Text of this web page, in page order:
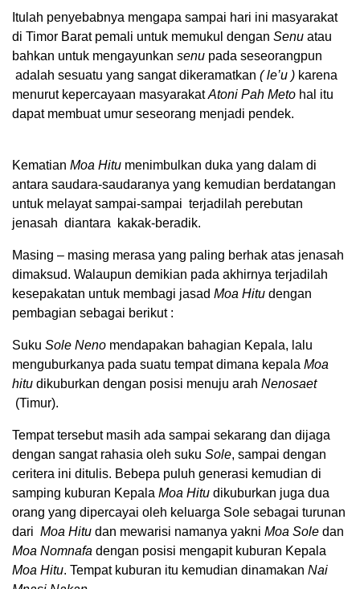
Itulah penyebabnya mengapa sampai hari ini masyarakat
di Timor Barat pemali untuk memukul dengan Senu atau
bahkan untuk mengayunkan senu pada seseorangpun
adalah sesuatu yang sangat dikeramatkan ( le’u ) karena
menurut kepercayaan masyarakatAtoni Pah Meto hal itu
dapat membuat umur seseorang menjadi pendek.
Kematian Moa Hitu menimbulkan duka yang dalam di
antara saudara-saudaranya yang kemudian berdatangan
untuk melayat sampai-sampai terjadilah perebutan
jenasah diantara kakak-beradik.
Masing – masing merasa yang paling berhak atas jenasah
dimaksud. Walaupun demikian pada akhirnya terjadilah
kesepakatan untuk membagi jasad Moa Hitu dengan
pembagian sebagai berikut :
Suku Sole Neno mendapakan bahagian Kepala, lalu
menguburkanya pada suatu tempat dimana kepala Moa
hitu dikuburkan dengan posisi menuju arah Nenosaet
(Timur).
Tempat tersebut masih ada sampai sekarang dan dijaga
dengan sangat rahasia oleh suku Sole, sampai dengan
ceritera ini ditulis. Bebepa puluh generasi kemudian di
samping kuburan Kepala Moa Hitu dikuburkan juga dua
orang yang dipercayai oleh keluarga Sole sebagai turunan
dari Moa Hitu dan mewarisi namanya yakni Moa Sole dan
Moa Nomnafa dengan posisi mengapit kuburan Kepala
Moa Hitu. Tempat kuburan itu kemudian dinamakan Nai